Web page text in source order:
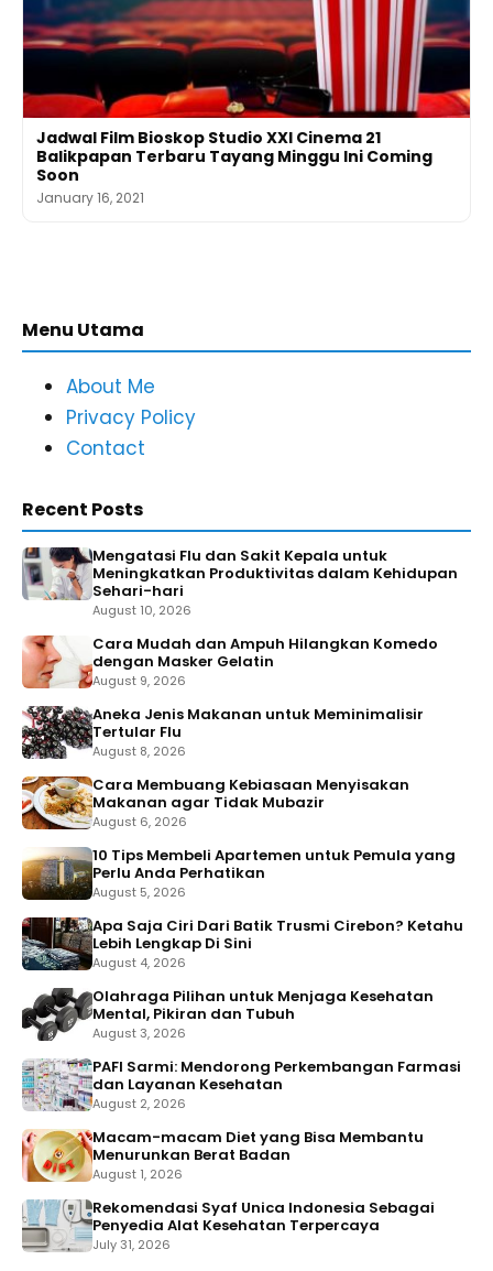
Jadwal Film Bioskop Studio XXI Cinema 21
Balikpapan Terbaru Tayang Minggu Ini Coming
Soon
January 16, 2021
Menu Utama
About Me
Privacy Policy
Contact
Recent Posts
Mengatasi Flu dan Sakit Kepala untuk
Meningkatkan Produktivitas dalam Kehidupan
Sehari-hari
August 10, 2026
Cara Mudah dan Ampuh Hilangkan Komedo
dengan Masker Gelatin
August 9, 2026
Aneka Jenis Makanan untuk Meminimalisir
Tertular Flu
August 8, 2026
Cara Membuang Kebiasaan Menyisakan
Makanan agar Tidak Mubazir
August 6, 2026
10 Tips Membeli Apartemen untuk Pemula yang
Perlu Anda Perhatikan
August 5, 2026
Apa Saja Ciri Dari Batik Trusmi Cirebon? Ketahu
Lebih Lengkap Di Sini
August 4, 2026
Olahraga Pilihan untuk Menjaga Kesehatan
Mental, Pikiran dan Tubuh
August 3, 2026
PAFI Sarmi: Mendorong Perkembangan Farmasi
dan Layanan Kesehatan
August 2, 2026
Macam-macam Diet yang Bisa Membantu
Menurunkan Berat Badan
August 1, 2026
Rekomendasi Syaf Unica Indonesia Sebagai
Penyedia Alat Kesehatan Terpercaya
July 31, 2026